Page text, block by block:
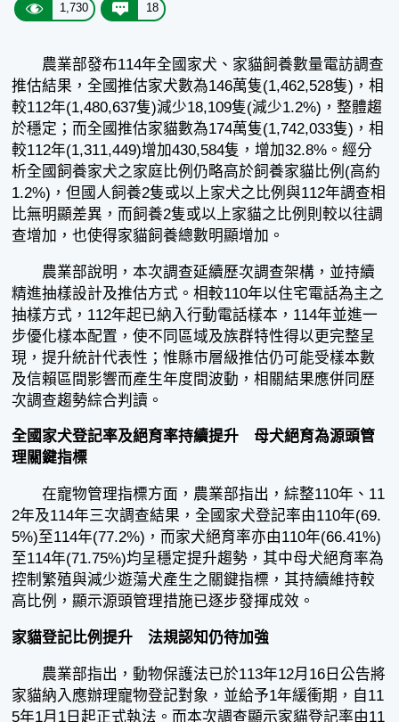
1,730 18
農業部發布114年全國家犬、家貓飼養數量電訪調查
推估結果，全國推估家犬數為146萬隻(1,462,528隻)，相
較112年(1,480,637隻)減少18,109隻(減少1.2%)，整體趨
於穩定；而全國推估家貓數為174萬隻(1,742,033隻)，相
較112年(1,311,449)增加430,584隻，增加32.8%。經分
析全國飼養家犬之家庭比例仍略高於飼養家貓比例(高約
1.2%)，但國人飼養2隻或以上家犬之比例與112年調查相
比無明顯差異，而飼養2隻或以上家貓之比例則較以往調
查增加，也使得家貓飼養總數明顯增加。
農業部說明，本次調查延續歷次調查架構，並持續
精進抽樣設計及推估方式。相較110年以住宅電話為主之
抽樣方式，112年起已納入行動電話樣本，114年並進一
步優化樣本配置，使不同區域及族群特性得以更完整呈
現，提升統計代表性；惟縣市層級推估仍可能受樣本數
及信賴區間影響而產生年度間波動，相關結果應併同歷
次調查趨勢綜合判讀。
全國家犬登記率及絕育率持續提升 母犬絕育為源頭管
理關鍵指標
在寵物管理指標方面，農業部指出，綜整110年、11
2年及114年三次調查結果，全國家犬登記率由110年(69.
5%)至114年(77.2%)，而家犬絕育率亦由110年(66.41%)
至114年(71.75%)均呈穩定提升趨勢，其中母犬絕育率為
控制繁殖與減少遊蕩犬產生之關鍵指標，其持續維持較
高比例，顯示源頭管理措施已逐步發揮成效。
家貓登記比例提升 法規認知仍待加強
農業部指出，動物保護法已於113年12月16日公告將
家貓納入應辦理寵物登記對象，並給予1年緩衝期，自11
5年1月1日起正式執法。而本次調查顯示家貓登記率由11